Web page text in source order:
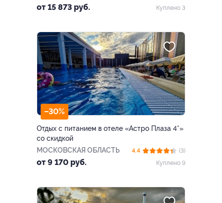
от 15 873 руб. Куплено 3
–30%
Отдых с питанием в отеле «Астро Плаза 4*»
со скидкой
МОСКОВСКАЯ ОБЛАСТЬ
от 9 170 руб.
4.4
(3)
Куплено 9